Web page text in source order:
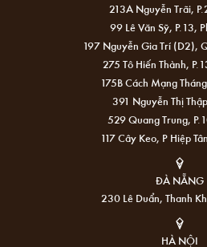
213A Nguyễn Trãi,
99 Lê Văn Sỹ, P.13,
197 Nguyễn Gia Trí (D2),
275 Tô Hiến Thành,
175B Cách Mạng
391 Nguyễn Thị
529 Quang Trung,
117 Cây Keo, P Hiệp
ĐÀ NẴNG
230 Lê Duẩn, Thanh
HÀ NỘI